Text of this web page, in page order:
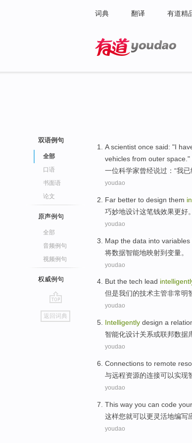
词典 翻译 有道精
双语例句
全部
口语
书面语
论文
原声例句
全部
音频例句
视频例句
权威例句
go
top
返回词典
A scientist once said: "I
vehicles from outer space ."
一位科学家曾经说过 ：“我
youdao
Far better to design them
巧妙地设计这笔钱效果更好。
youdao
Map the data into variables
将数据智能地映射到变量。
youdao
But the tech lead
但是我们的技术主管非常明
youdao
Intelligently design a
智能化设计关系或联邦数据
youdao
Connections to remote
与远程资源的连接可以实现
youdao
This way you can code your
这样您就可以更灵活地编写
youdao